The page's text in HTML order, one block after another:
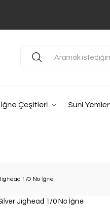
İğne Çeşitleri Suni Yemler
1/0 No İğne